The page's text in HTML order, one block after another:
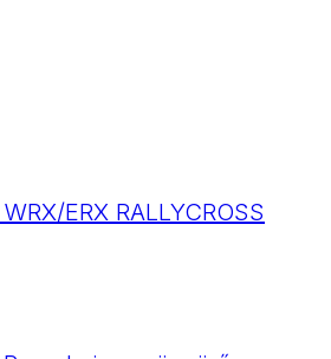
ERX RALLYCROSS